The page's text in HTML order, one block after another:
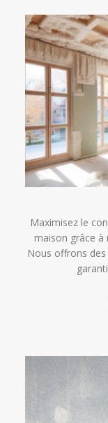
Maximisez le
maison grâce
Nous offrons